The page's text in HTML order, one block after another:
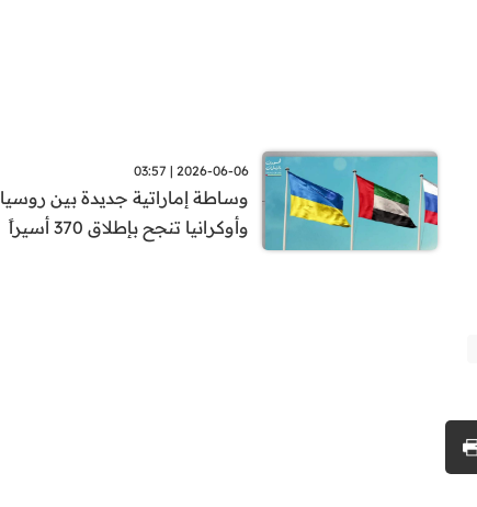
2026-06-06 | 03:57
وساطة إماراتية جديدة بين روسيا
وأوكرانيا تنجح بإطلاق 370 أسيراً